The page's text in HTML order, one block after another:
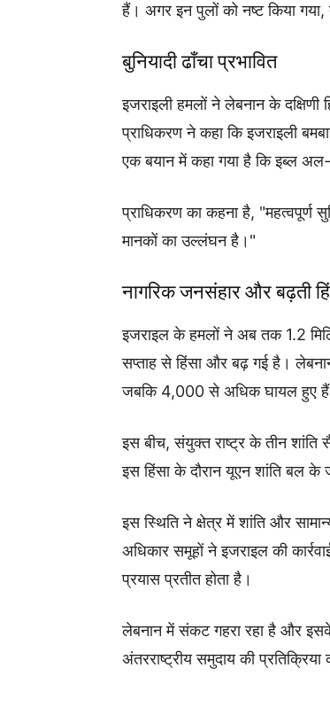
हैं। अगर इन पुलों को नष्ट किया
बुनियादी ढाँचा प्रभावित
इजराइली हमलों ने लेबनान के
प्राधिकरण ने कहा कि इजराइली
एक बयान में कहा गया है कि इब्ल अल-
प्राधिकरण का कहना है, "महत्वपूर्ण
मानकों का उल्लंघन है।"
नागरिक जनसंहार और बढ़ती
इजराइल के हमलों ने अब तक 1.2
सप्ताह से हिंसा और बढ़ गई है।
जबकि 4,000 से अधिक घायल हुए
इस बीच, संयुक्त राष्ट्र के तीन शांति
इस हिंसा के दौरान यूएन शांति बल के
इस स्थिति ने क्षेत्र में शांति और
अधिकार समूहों ने इजराइल की
प्रयास प्रतीत होता है।
लेबनान में संकट गहरा रहा है और
अंतरराष्ट्रीय समुदाय की प्रतिक्रिया